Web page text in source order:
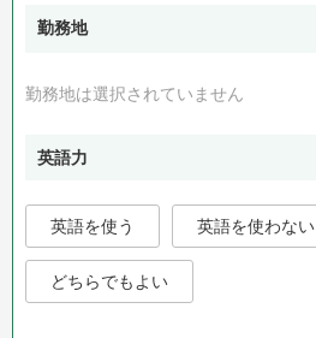
勤務地
勤務地は選択されていません
英語力
英語を使う 英語を使わない
どちらでもよい